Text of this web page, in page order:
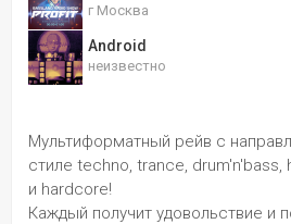
г Москва
Android
неизвестно
Мультиформатный рейв с
стиле techno, trance, drum'n'bass,
и hardcore!
Каждый получит удовольствие и